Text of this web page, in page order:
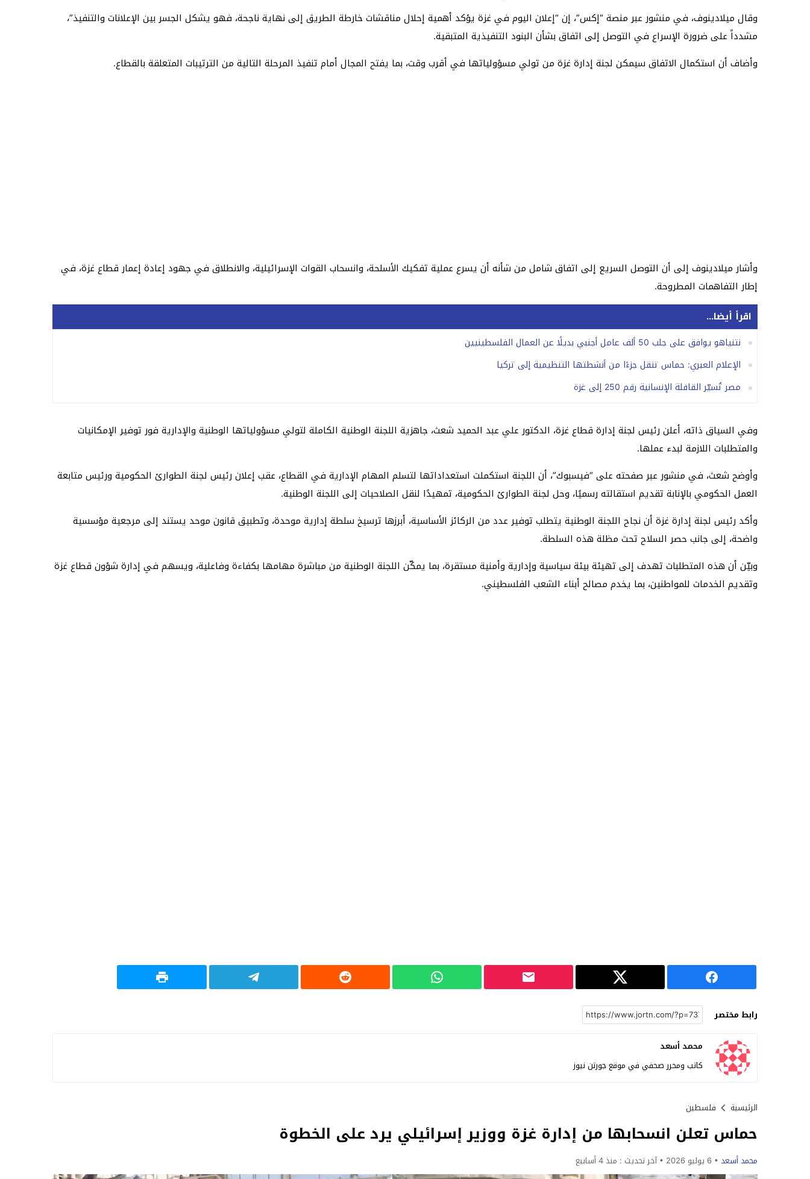
وقال ميلادينوف، في منشور عبر منصة “إكس”، إن “إعلان اليوم في غزة يؤكد أهمية إحلال مناقشات خارطة الطريق إلى نهاية ناجحة، فهو يشكل الجسر بين الإعلانات والتنفيذ”،
مشدداً على ضرورة الإسراع في التوصل إلى اتفاق بشأن البنود التنفيذية المتبقية.
وأضاف أن استكمال الاتفاق سيمكن لجنة إدارة غزة من تولي مسؤولياتها في أقرب وقت، بما يفتح المجال أمام تنفيذ المرحلة التالية من الترتيبات المتعلقة بالقطاع.
وأشار ميلادينوف إلى أن التوصل السريع إلى اتفاق شامل من شأنه أن يسرع عملية تفكيك الأسلحة، وانسحاب القوات الإسرائيلية، والانطلاق في جهود إعادة إعمار قطاع غزة، في
إطار التفاهمات المطروحة.
اقرأ أيضا...
نتنياهو يوافق على جلب 50 ألف عامل أجنبي بديلًا عن العمال الفلسطينيين
الإعلام العبري: حماس تنقل جزءًا من أنشطتها التنظيمية إلى تركيا
مصر تُسيّر القافلة الإنسانية رقم 250 إلى غزة
وفي السياق ذاته، أعلن رئيس لجنة إدارة قطاع غزة، الدكتور علي عبد الحميد شعث، جاهزية اللجنة الوطنية الكاملة لتولي مسؤولياتها الوطنية والإدارية فور توفير الإمكانيات
والمتطلبات اللازمة لبدء عملها.
وأوضح شعث، في منشور عبر صفحته على “فيسبوك”، أن اللجنة استكملت استعداداتها لتسلم المهام الإدارية في القطاع، عقب إعلان رئيس لجنة الطوارئ الحكومية ورئيس متابعة
العمل الحكومي بالإنابة تقديم استقالته رسميًا، وحل لجنة الطوارئ الحكومية، تمهيدًا لنقل الصلاحيات إلى اللجنة الوطنية.
وأكد رئيس لجنة إدارة غزة أن نجاح اللجنة الوطنية يتطلب توفير عدد من الركائز الأساسية، أبرزها ترسيخ سلطة إدارية موحدة، وتطبيق قانون موحد يستند إلى مرجعية مؤسسية
واضحة، إلى جانب حصر السلاح تحت مظلة هذه السلطة.
وبيّن أن هذه المتطلبات تهدف إلى تهيئة بيئة سياسية وإدارية وأمنية مستقرة، بما يمكّن اللجنة الوطنية من مباشرة مهامها بكفاءة وفاعلية، ويسهم في إدارة شؤون قطاع غزة
وتقديم الخدمات للمواطنين، بما يخدم مصالح أبناء الشعب الفلسطيني.
رابط مختصر
محمد أسعد
كاتب ومحرر صحفي في موقع جورتن نيوز
الرئيسية فلسطين
حماس تعلن انسحابها من إدارة غزة ووزير إسرائيلي يرد على الخطوة
محمد أسعد 6 يوليو 2026 آخر تحديث : منذ 4 أسابيع